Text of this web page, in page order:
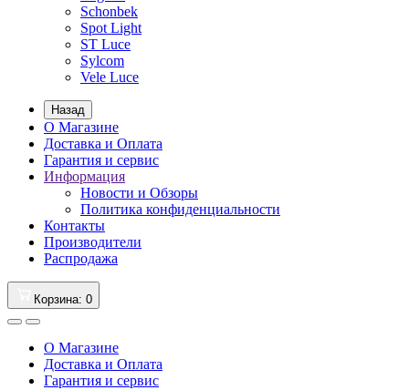
Schonbek
Spot Light
ST Luce
Sylcom
Vele Luce
Назад
О Магазине
Доставка и Оплата
Гарантия и сервис
Информация
Новости и Обзоры
Политика конфиденциальности
Контакты
Производители
Распродажа
Корзина: 0
О Магазине
Доставка и Оплата
Гарантия и сервис